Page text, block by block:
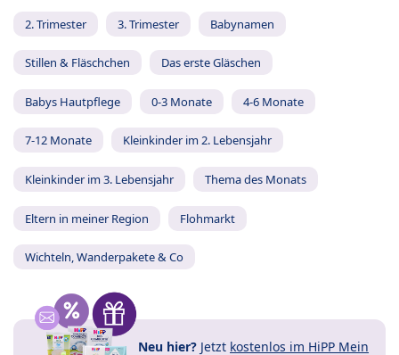
2. Trimester 3. Trimester Babynamen
Stillen & Fläschchen Das erste Gläschen
Babys Hautpflege 0-3 Monate 4-6 Monate
7-12 Monate Kleinkinder im 2. Lebensjahr
Kleinkinder im 3. Lebensjahr Thema des Monats
Eltern in meiner Region Flohmarkt
Wichteln, Wanderpakete & Co
Neu hier? Jetzt kostenlos im HiPP Mein